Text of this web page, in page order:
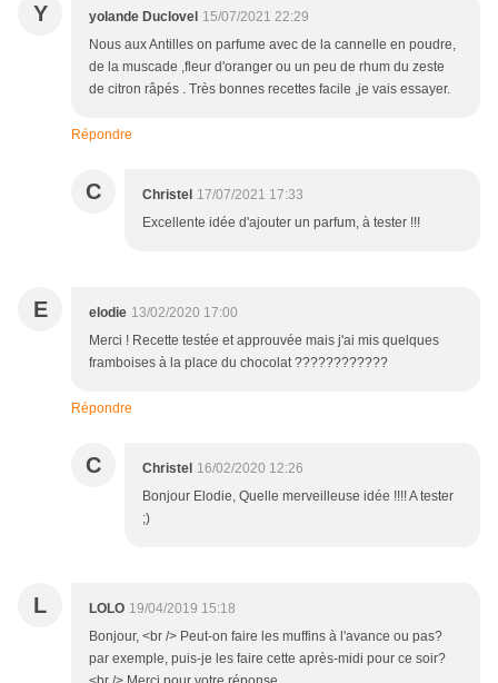
Y yolande Duclovel 15/07/2021 22:29
Nous aux Antilles on parfume avec de la cannelle en poudre,
de la muscade ,fleur d'oranger ou un peu de rhum du zeste
de citron râpés . Très bonnes recettes facile ,je vais essayer.
Répondre
C Christel 17/07/2021 17:33
Excellente idée d'ajouter un parfum, à tester !!!
E elodie 13/02/2020 17:00
Merci ! Recette testée et approuvée mais j'ai mis quelques
framboises à la place du chocolat ????????????
Répondre
C Christel 16/02/2020 12:26
Bonjour Elodie, Quelle merveilleuse idée !!!! A tester
;)
L LOLO 19/04/2019 15:18
Bonjour, <br /> Peut-on faire les muffins à l'avance ou pas?
par exemple, puis-je les faire cette après-midi pour ce soir?